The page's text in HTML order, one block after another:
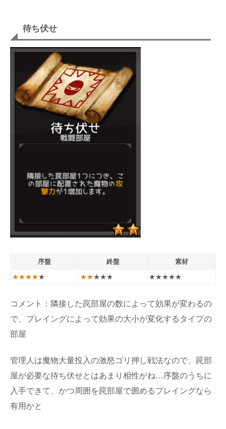
待ち伏せ
序盤 終盤
素材
★★★★★ ★★★★★ ★★★★★
コメント：隣接した罠部屋の数によって効果が変わるの
で、プレイングによって効果の大小が変化するタイプの
部屋
管理人は魔物大量投入の激怒ゴリ押し戦法なので、罠部
屋が必要な待ち伏せとはあまり相性がね…序盤のうちに
入手できて、かつ周囲を罠部屋で囲めるプレイングなら
有用かと